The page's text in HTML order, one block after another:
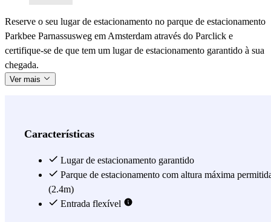
Reserve o seu lugar de estacionamento no parque de estacionamento
Parkbee Parnassusweg em Amsterdam através do Parclick e
certifique-se de que tem um lugar de estacionamento garantido à sua
chegada.
Ver mais
Características
Lugar de estacionamento garantido
Parque de estacionamento com altura máxima
(2.4m)
Entrada flexível